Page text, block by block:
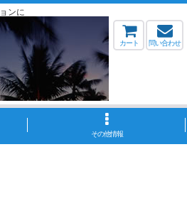
ンに
カート 問い合わせ
その他情報